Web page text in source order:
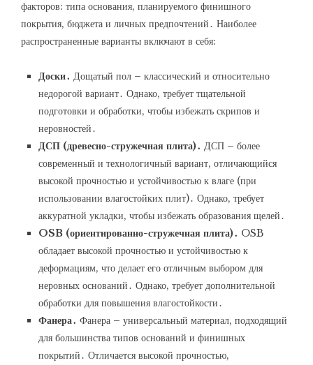
факторов: типа основания, планируемого финишного
покрытия, бюджета и личных предпочтений․ Наиболее
распространенные варианты включают в себя:
Доски․ Дощатый пол – классический и относительно
недорогой вариант․ Однако, требует тщательной
подготовки и обработки, чтобы избежать скрипов и
неровностей․
ДСП (древесно-стружечная плита)․ ДСП – более
современный и технологичный вариант, отличающийся
высокой прочностью и устойчивостью к влаге (при
использовании влагостойких плит)․ Однако, требует
аккуратной укладки, чтобы избежать образования щелей․
OSB (ориентированно-стружечная плита)․ OSB
обладает высокой прочностью и устойчивостью к
деформациям, что делает его отличным выбором для
неровных оснований․ Однако, требует дополнительной
обработки для повышения влагостойкости․
Фанера․ Фанера – универсальный материал, подходящий
для большинства типов оснований и финишных
покрытий․ Отличается высокой прочностью,